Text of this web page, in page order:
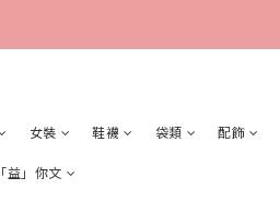
女裝 鞋襪 袋類 配飾
「益」你文